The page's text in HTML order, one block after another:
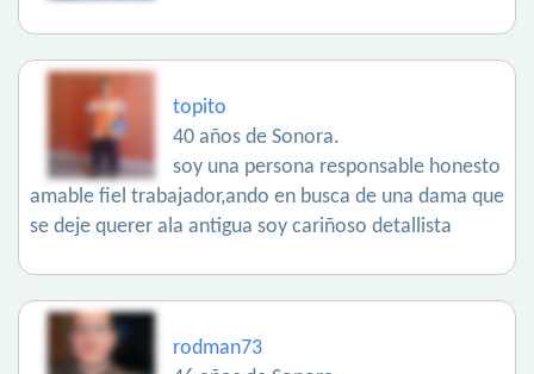
topito
40 años de Sonora.
soy una persona responsable honesto
amable fiel trabajador,ando en busca de una dama que
se deje querer ala antigua soy cariñoso detallista
rodman73